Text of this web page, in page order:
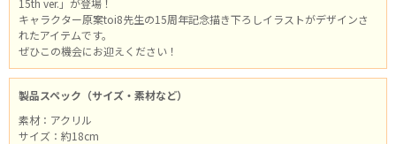
15th ver.」が登場！
キャラクター原案toi8先生の15周年記念描き下ろしイラストがデザインさ
れたアイテムです。
ぜひこの機会にお迎えください！
製品スペック（サイズ・素材など）
素材：アクリル
サイズ：約18cm